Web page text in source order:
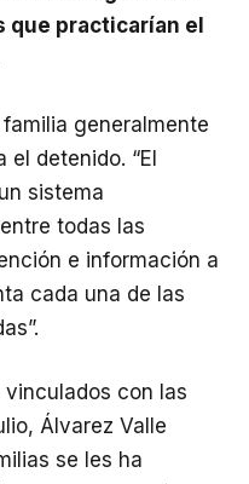
practicarían el
generalmente
detenido. “El
sistema
todas las
e información a
cada una de las
vinculados con las
Álvarez Valle
se les ha